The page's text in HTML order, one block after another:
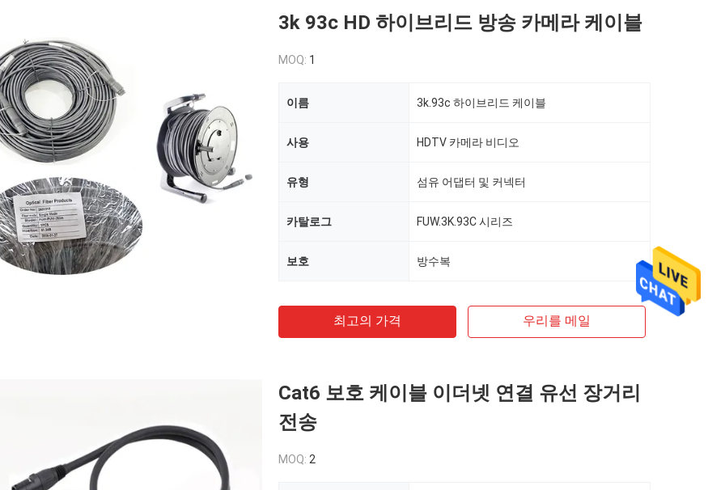
3k 93c HD 하이브리드 방송 카메라 케이블
MOQ: 1
이름 3k.93c 하이브리드 케이블
사용 HDTV 카메라 비디오
유형 섬유 어댑터 및 커넥터
카탈로그 FUW.3K.93C 시리즈
보호 방수복
최고의 가격 우리를 메일
Cat6 보호 케이블 이더넷 연결 유선 장거리
전송
MOQ: 2